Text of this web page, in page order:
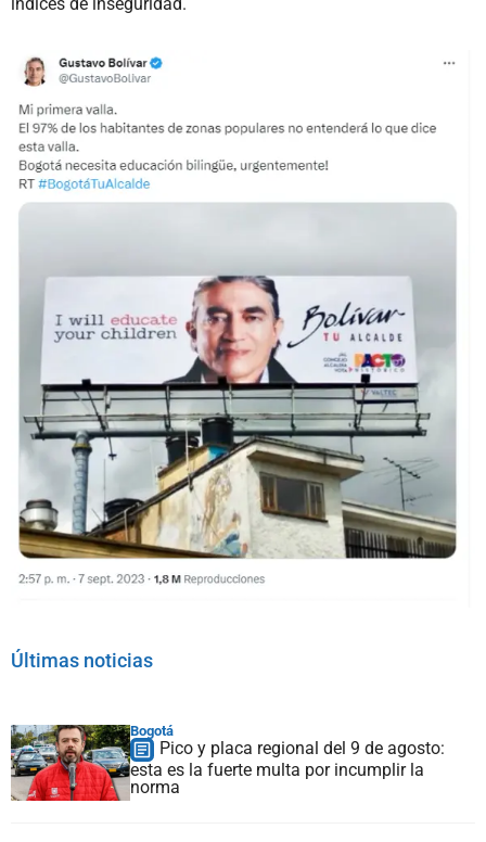
Últimas noticias
Bogotá
Pico y placa regional del 9 de agosto:
esta es la fuerte multa por incumplir la
norma